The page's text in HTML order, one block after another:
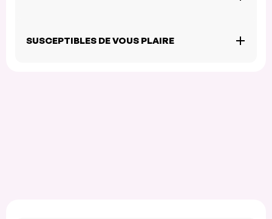
SUSCEPTIBLES DE VOUS PLAIRE